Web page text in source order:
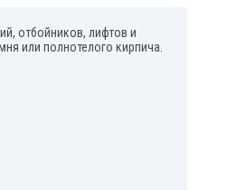
отбойников, лифтов и
или полнотелого кирпича.